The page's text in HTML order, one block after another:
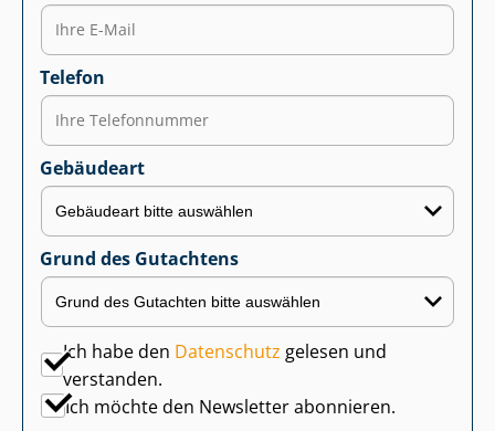
Telefon
Gebäudeart
Grund des Gutachtens
Ich habe den Datenschutz gelesen und
verstanden.
Ich möchte den Newsletter abonnieren.